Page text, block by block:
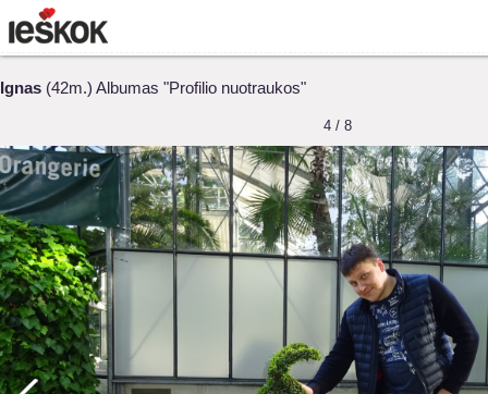
Ignas (42m.) Albumas "Profilio nuotraukos"
4 / 8